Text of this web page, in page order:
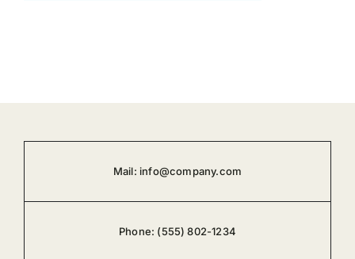
Mail: info@company.com
Phone: (555) 802-1234